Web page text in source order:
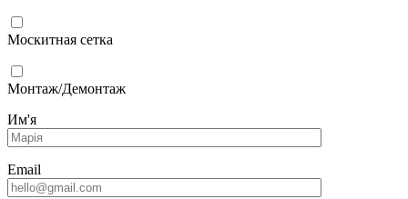
Москитная сетка
Монтаж/Демонтаж
Им'я
Email